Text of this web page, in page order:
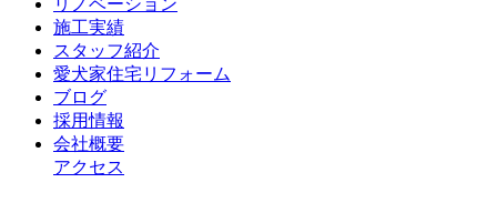
リノベーション
施工実績
スタッフ紹介
愛犬家住宅リフォーム
ブログ
採用情報
会社概要
アクセス